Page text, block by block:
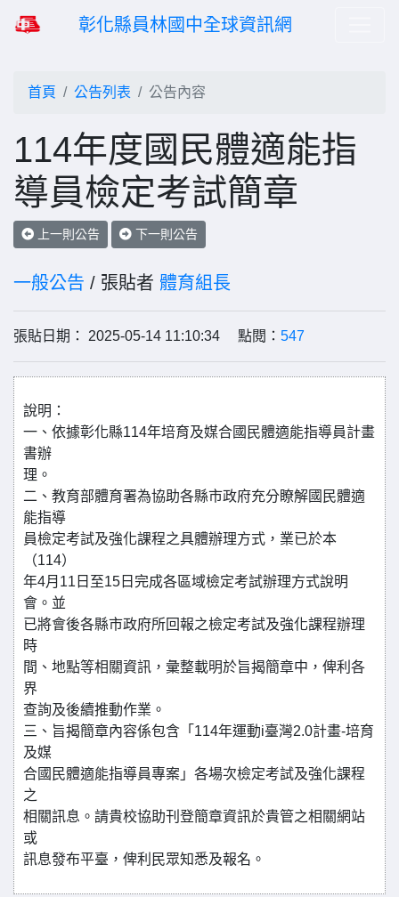
彰化縣員林國中全球資訊網
首頁 公告列表 公告內容
114年度國民體適能指
導員檢定考試簡章
上一則公告 下一則公告
一般公告 / 張貼者 體育組長
張貼日期： 2025-05-14 11:10:34 點閱： 547
說明：
一、依據彰化縣114年培育及媒合國民體適能指導員計畫
書辦
理。
二、教育部體育署為協助各縣市政府充分瞭解國民體適
能指導
員檢定考試及強化課程之具體辦理方式，業已於本
（114）
年4月11日至15日完成各區域檢定考試辦理方式說明
會。並
已將會後各縣市政府所回報之檢定考試及強化課程辦理
時
間、地點等相關資訊，彙整載明於旨揭簡章中，俾利各
界
查詢及後續推動作業。
三、旨揭簡章內容係包含「114年運動i臺灣2.0計畫-培育
及媒
合國民體適能指導員專案」各場次檢定考試及強化課程
之
相關訊息。請貴校協助刊登簡章資訊於貴管之相關網站
或
訊息發布平臺，俾利民眾知悉及報名。